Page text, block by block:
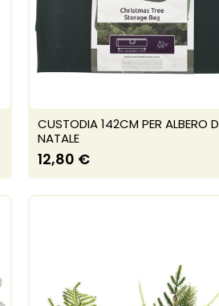
CUSTODIA 142CM PER ALBERO
NATALE
12,80 €